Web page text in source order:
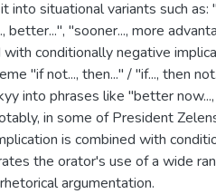
situational variants such as:
better...", "sooner..., more
conditionally negative
"if not..., then..." / "if..., then
into phrases like "better
in some of President
is combined with
the orator's use of a wide
argumentation.